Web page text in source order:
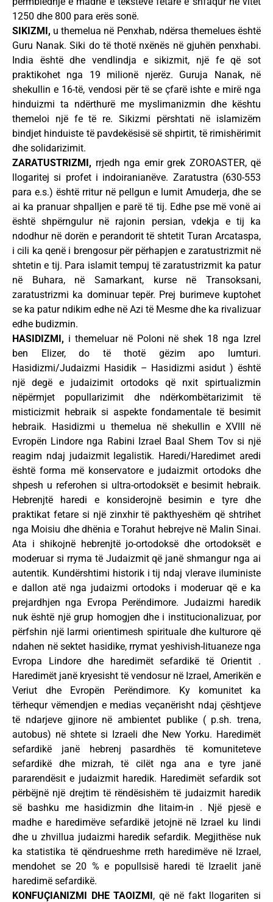
1250 dhe 800 para erës sonë.
SIKIZMI, u themelua në Penxhab, ndërsa themelues është
Guru Nanak. Siki do të thotë nxënës në gjuhën penxhabi.
India është dhe vendlindja e sikizmit, një fe që sot
praktikohet nga 19 milionë njerëz. Guruja Nanak, në
shekullin e 16-të, vendosi për të se çfarë ishte e mirë nga
hinduizmi ta ndërthurë me myslimanizmin dhe kështu
themeloi një fe të re. Sikizmi përshtati në islamizëm
bindjet hinduiste të pavdekësisë së shpirtit, të rimishërimit
dhe solidarizimit.
ZARATUSTRIZMI, rrjedh nga emir grek ZOROASTER, që
llogaritej si profet i indoiranianëve. Zaratustra (630-553
para e.s.) është rritur në pellgun e lumit Amuderja, dhe se
ai ka pranuar shpalljen e parë të tij. Edhe pse më vonë ai
është shpërngulur në rajonin persian, vdekja e tij ka
ndodhur në dorën e perandorit të shtetit Turan Arcataspa,
i cili ka qenë i brengosur për përhapjen e zaratustrizmit në
shtetin e tij. Para islamit tempuj të zaratustrizmit ka patur
në Buhara, në Samarkant, kurse në Transoksani,
zaratustrizmi ka dominuar tepër. Prej burimeve kuptohet
se ka patur ndikim edhe në Azi të Mesme dhe ka rivalizuar
edhe budizmin.
HASIDIZMI, i themeluar në Poloni në shek 18 nga Izrel
ben Elizer, do të thotë gëzim apo lumturi.
Hasidizmi/Judaizmi Hasidik – Hasidizmi asidut ) është
një degë e judaizimit ortodoks që nxit spirtualizmin
nëpërmjet popullarizimit dhe ndërkombëtarizimit të
misticizmit hebraik si aspekte fondamentale të besimit
hebraik. Hasidizmi u themelua në shekullin e XVIII në
Evropën Lindore nga Rabini Izrael Baal Shem Tov si një
reagim ndaj judaizmit legalistik. Haredi/Haredimet aredi
është forma më konservatore e judaizmit ortodoks dhe
shpesh u referohen si ultra-ortodoksët e besimit hebraik.
Hebrenjtë haredi e konsiderojnë besimin e tyre dhe
praktikat fetare si një zinxhir të pakthyeshëm që shtrihet
nga Moisiu dhe dhënia e Torahut hebrejve në Malin Sinai.
Ata i shikojnë hebrenjtë jo-ortodoksë dhe ortodoksët e
moderuar si rryma të Judaizmit që janë shmangur nga ai
autentik. Kundërshtimi historik i tij ndaj vlerave iluministe
e dallon atë nga judaizmi ortodoks i moderuar që e ka
prejardhjen nga Evropa Perëndimore. Judaizmi haredik
nuk është një grup homogjen dhe i institucionalizuar, por
përfshin një larmi orientimesh spirituale dhe kulturore që
ndahen në sektet hasidike, rrymat yeshivish-lituaneze nga
Evropa Lindore dhe haredimët sefardikë të Orientit .
Haredimët janë kryesisht të vendosur në Izrael, Amerikën e
Veriut dhe Evropën Perëndimore. Ky komunitet ka
tërhequr vëmendjen e medias veçanërisht ndaj çështjeve
të ndarjeve gjinore në ambientet publike ( p.sh. trena,
autobus) në shtete si Izraeli dhe New Yorku. Haredimët
sefardikë janë hebrenj pasardhës të komuniteteve
sefardikë dhe mizrah, të cilët nga ana e tyre janë
pararendësit e judaizmit haredik. Haredimët sefardik sot
përbëjnë një drejtim të rëndësishëm të judaizmit haredik
së bashku me hasidizmin dhe litaim-in . Një pjesë e
madhe e haredimëve sefardikë jetojnë në Izrael ku lindi
dhe u zhvillua judaizmi haredik sefardik. Megjithëse nuk
ka statistika të qëndrueshme rreth haredimëve në Izrael,
mendohet se 20 % e popullsisë haredi të Izraelit janë
haredimë sefardikë.
KONFUÇIANIZMI DHE TAOIZMI, që në fakt llogariten si